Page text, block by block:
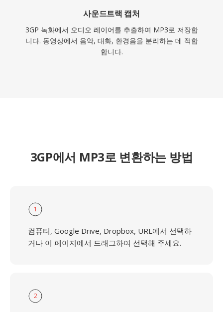
사운드트랙 캡처
3GP 녹화에서 오디오 레이어를 추출하여 MP3로 저장합
니다. 동영상에서 음악, 대화, 환경음을 분리하는 데 적합
합니다.
3GP에서 MP3로 변환하는 방법
1
컴퓨터, Google Drive, Dropbox, URL에서 선택하
거나 이 페이지에서 드래그하여 선택해 주세요.
2